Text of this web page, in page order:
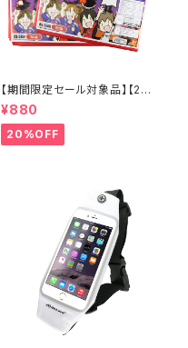
【期間限定セール対象品】【2枚
入り×2セット】大カラーポリ袋
(大ゴミ袋) 200cm×100cm 収
納に イベントに 仮装の衣装作
成 発表会やおゆうぎ 学園 祭や
¥880
20%OFF